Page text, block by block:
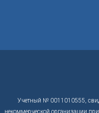
Учетный № 0011010555,